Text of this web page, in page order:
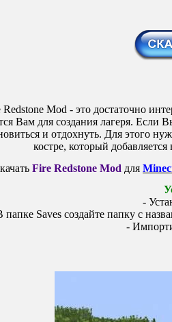
Redstone Mod - это достаточно
Вам для создания лагеря. Если
и отдохнуть. Для этого
костре, который
Fire Redstone Mod для
-
папке Saves создайте папку с
-